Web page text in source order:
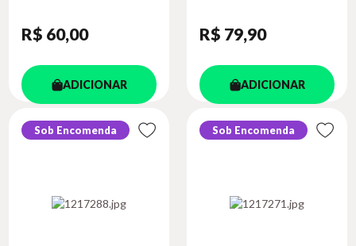
R$ 60,00
ADICIONAR
R$ 79,90
ADICIONAR
Sob Encomenda Sob Encomenda